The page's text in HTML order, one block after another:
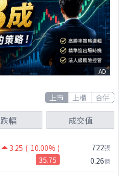
AD
上市 上櫃 合併
跌幅 成交值
3.25 ( 10.00% )
35.75
722張
0.26億